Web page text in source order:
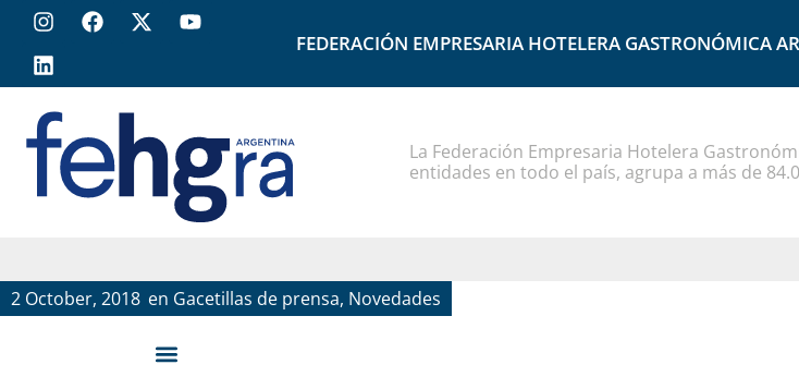
FEDERACIÓN EMPRESARIA HOTELERA GASTRONÓMICA
La Federación Empresaria Hotelera
entidades en todo el país, agrupa a más de
2 October, 2018 en Gacetillas de prensa, Novedades